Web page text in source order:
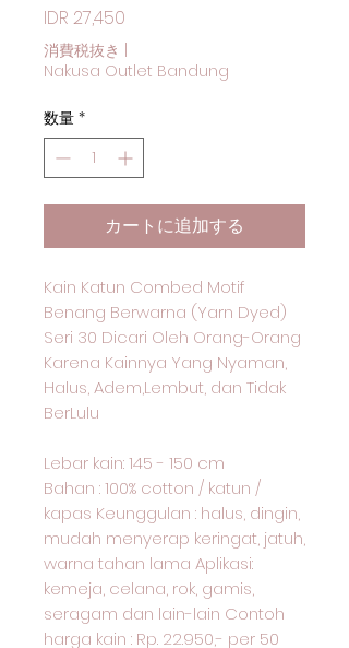
IDR 27,450
消費税抜き
Nakusa Outlet Bandung
数量 *
カートに追加する
Kain Katun Combed Motif
Benang Berwarna (Yarn Dyed)
Seri 30 Dicari Oleh Orang-Orang
Karena Kainnya Yang Nyaman,
Halus, Adem,Lembut, dan Tidak
BerLulu
Lebar kain: 145 - 150 cm
Bahan : 100% cotton / katun /
kapas Keunggulan : halus, dingin,
mudah menyerap keringat, jatuh,
warna tahan lama Aplikasi:
kemeja, celana, rok, gamis,
seragam dan lain-lain Contoh
harga kain : Rp. 22.950,- per 50